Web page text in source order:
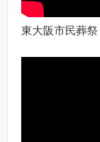
東大阪市民葬祭